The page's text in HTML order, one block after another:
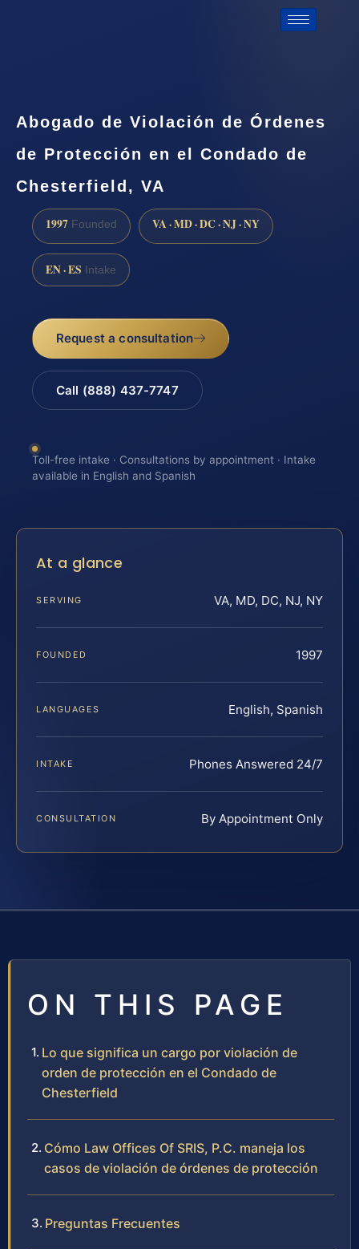
Abogado de Violación de Órdenes
de Protección en el Condado de
Chesterfield, VA
1997 Founded VA · MD · DC · NJ · NY
EN · ES Intake
Request a consultation
Call (888) 437-7747
Toll-free intake · Consultations by appointment · Intake
available in English and Spanish
At a glance
SERVING VA, MD, DC, NJ, NY
FOUNDED 1997
LANGUAGES English, Spanish
INTAKE Phones Answered 24/7
CONSULTATION By Appointment Only
ON THIS PAGE
Lo que significa un cargo por violación de
orden de protección en el Condado de
Chesterfield
Cómo Law Offices Of SRIS, P.C. maneja los
casos de violación de órdenes de protección
Preguntas Frecuentes